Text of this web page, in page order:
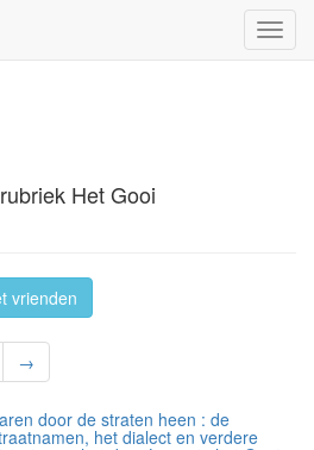
Het Gooi
vrienden
→
door de straten heen : de
het dialect en verdere